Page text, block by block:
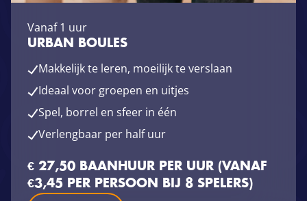
Vanaf 1 uur
URBAN BOULES
Makkelijk te leren, moeilijk te verslaan
Ideaal voor groepen en uitjes
Spel, borrel en sfeer in één
Verlengbaar per half uur
€ 27,50 BAANHUUR PER UUR (VANAF
€3,45 PER PERSOON BIJ 8 SPELERS)